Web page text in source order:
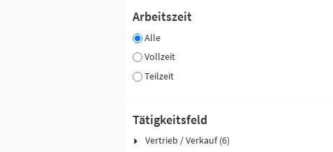
Arbeitszeit
Alle
Vollzeit
Teilzeit
Tätigkeitsfeld
Vertrieb / Verkauf (6)